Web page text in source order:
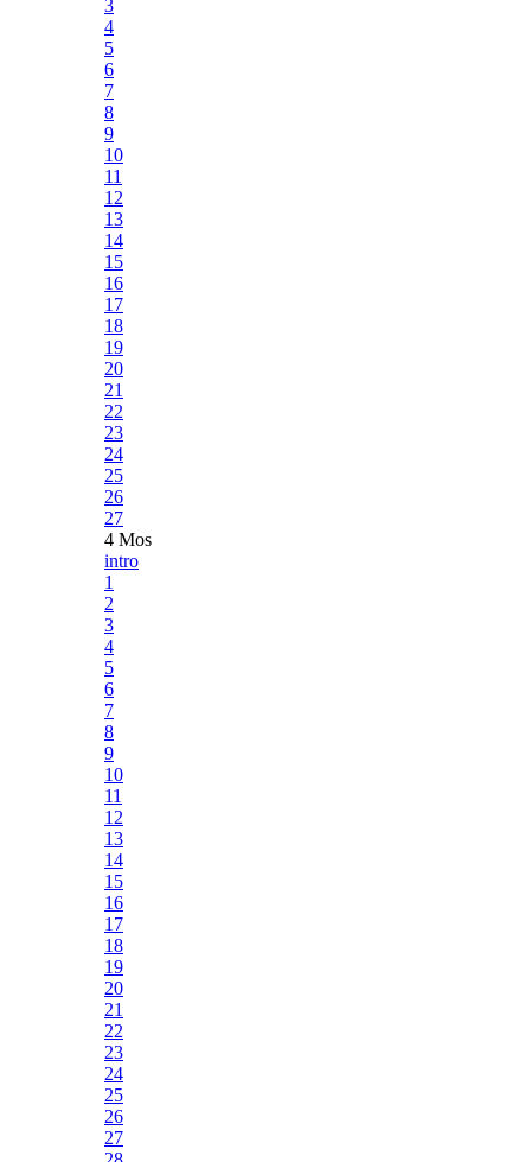
3
4
5
6
7
8
9
10
11
12
13
14
15
16
17
18
19
20
21
22
23
24
25
26
27
4 Mos
intro
1
2
3
4
5
6
7
8
9
10
11
12
13
14
15
16
17
18
19
20
21
22
23
24
25
26
27